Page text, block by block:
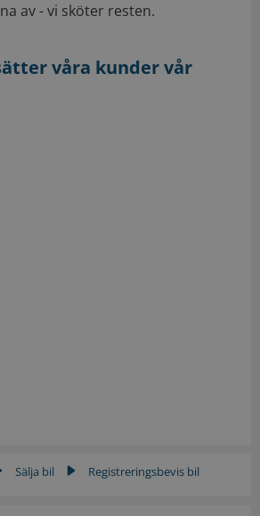
av - vi sköter resten.
våra kunder vår
Sälja bil Registreringsbevis bil